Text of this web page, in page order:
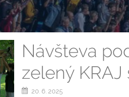
Návšteva
zelený KRAJ
20. 6. 2025